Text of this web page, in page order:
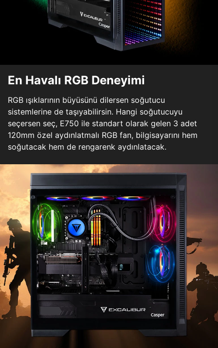
En Havalı RGB Deneyimi
RGB ışıklarının büyüsünü dilersen soğutucu
sistemlerine de taşıyabilirsin. Hangi soğutucuyu
seçersen seç, E750 ile standart olarak gelen 3 adet
120mm özel aydınlatmalı RGB fan, bilgisayarını hem
soğutacak hem de rengarenk aydınlatacak.